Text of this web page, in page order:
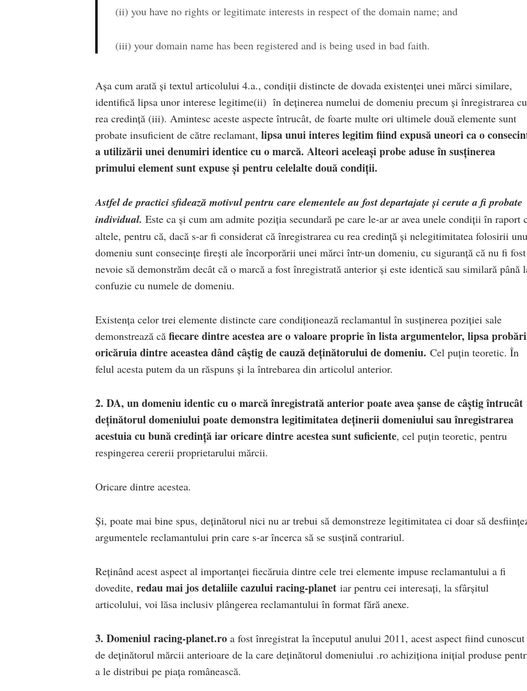
(ii) you have no rights or legitimate interests in respect of the domain name; and
(iii) your domain name has been registered and is being used in bad faith.
Așa cum arată și textul articolului 4.a., condiții distincte de dovada existenței unei mărci similare,
identifică lipsa unor interese legitime(ii) în deținerea numelui de domeniu precum și înregistrarea cu
rea credință (iii). Amintesc aceste aspecte întrucât, de foarte multe ori ultimele două elemente sunt
probate insuficient de către reclamant, lipsa unui interes legitim fiind expusă uneori ca o
a utilizării unei denumiri identice cu o marcă. Alteori aceleași probe aduse în susținerea
primului element sunt expuse și pentru celelalte două condiții.
Astfel de practici sfidează motivul pentru care elementele au fost departajate și cerute a fi probate
individual. Este ca și cum am admite poziția secundară pe care le-ar ar avea unele condiții în raport
altele, pentru că, dacă s-ar fi considerat că înregistrarea cu rea credință și nelegitimitatea folosirii
domeniu sunt consecințe firești ale încorporării unei mărci într-un domeniu, cu siguranță că nu fi fost
nevoie să demonstrăm decât că o marcă a fost înregistrată anterior și este identică sau similară până
confuzie cu numele de domeniu.
Existența celor trei elemente distincte care condiționează reclamantul în susținerea poziției sale
demonstrează că fiecare dintre acestea are o valoare proprie în lista argumentelor, lipsa
oricăruia dintre aceastea dând câștig de cauză deținătorului de domeniu. Cel puțin teoretic. În
felul acesta putem da un răspuns și la întrebarea din articolul anterior.
2. DA, un domeniu identic cu o marcă înregistrată anterior poate avea șanse de câștig întrucât
deținătorul domeniului poate demonstra legitimitatea deținerii domeniului sau înregistrarea
acestuia cu bună credință iar oricare dintre acestea sunt suficiente, cel puțin teoretic, pentru
respingerea cererii proprietarului mărcii.
Oricare dintre acestea.
Și, poate mai bine spus, deținătorul nici nu ar trebui să demonstreze legitimitatea ci doar să
argumentele reclamantului prin care s-ar încerca să se susțină contrariul.
Reținând acest aspect al importanței fiecăruia dintre cele trei elemente impuse reclamantului a fi
dovedite, redau mai jos detaliile cazului racing-planet iar pentru cei interesați, la sfârșitul
articolului, voi lăsa inclusiv plângerea reclamantului în format fără anexe.
3. Domeniul racing-planet.ro a fost înregistrat la începutul anului 2011, acest aspect fiind cunoscut
de deținătorul mărcii anterioare de la care deținătorul domeniului .ro achiziționa inițial produse
a le distribui pe piața românească.